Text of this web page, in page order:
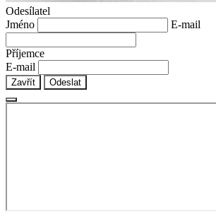
Odesílatel
Jméno
E-mail
Příjemce
E-mail
Zavřít Odeslat